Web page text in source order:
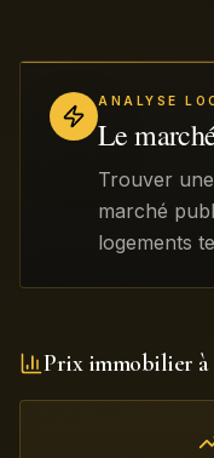
ANALYSE
Le
Trouver
marché
logements
Prix immobilier à